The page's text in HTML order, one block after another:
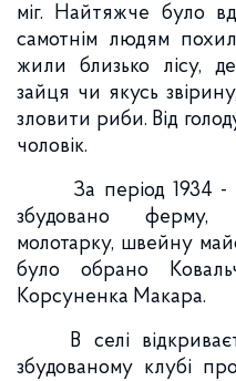
міг. Найтяжче було
самотнім людям
жили близько лісу,
зайця чи якусь
зловити риби. Від
чоловік.
За період 1934 -
збудовано ферму,
молотарку, швейну
було обрано
Корсуненка Макара.
В селі
збудованому клубі